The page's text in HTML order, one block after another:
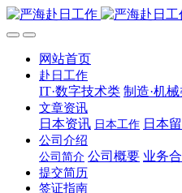
网站首页
赴日工作
IT·数字技术类 制造·机
文章资讯
日本资讯 日本工作 日本
公司介绍
公司简介 公司概要 业务
提交简历
签证指南